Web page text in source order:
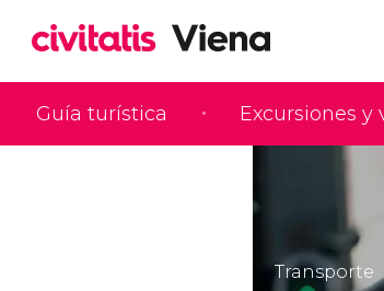
Guía turística Excursiones y
Transporte